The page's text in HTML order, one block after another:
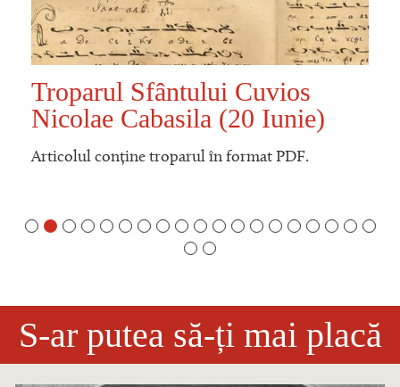
Troparul Sfântului Cuvios
Nicolae Cabasila (20 Iunie)
Articolul conține troparul în format PDF.
S-ar putea să-ți mai placă